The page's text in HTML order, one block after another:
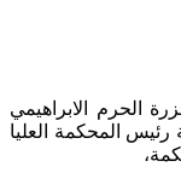
الحرم الابراهيمي
وترأس اللجنة رئيس المحكمة العليا